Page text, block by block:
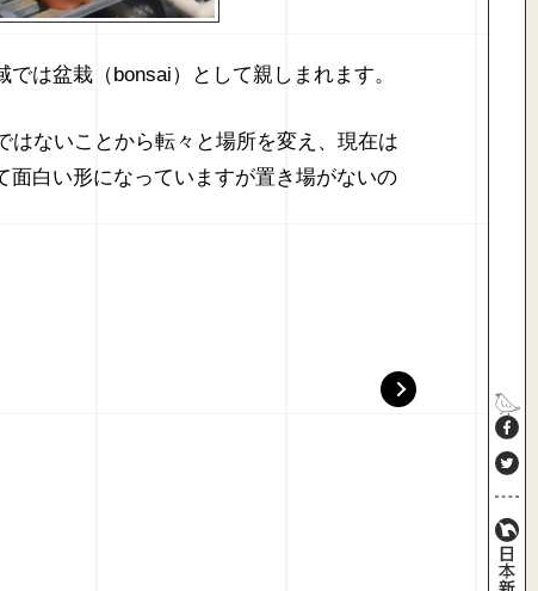
は盆栽（bonsai）として親しまれます。
はないことから転々と場所を変え、現在は
白い形になっていますが置き場がないの